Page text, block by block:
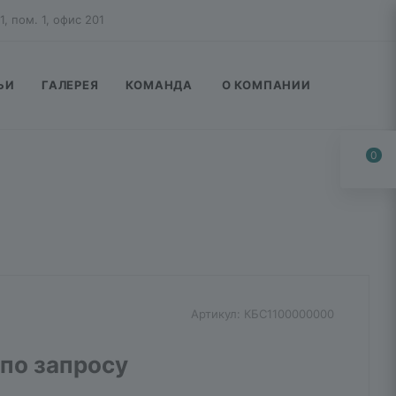
пом. 1, офис 201
ГАЛЕРЕЯ КОМАНДА О КОМПАНИИ
Артикул: КБС1100000000
запросу
0